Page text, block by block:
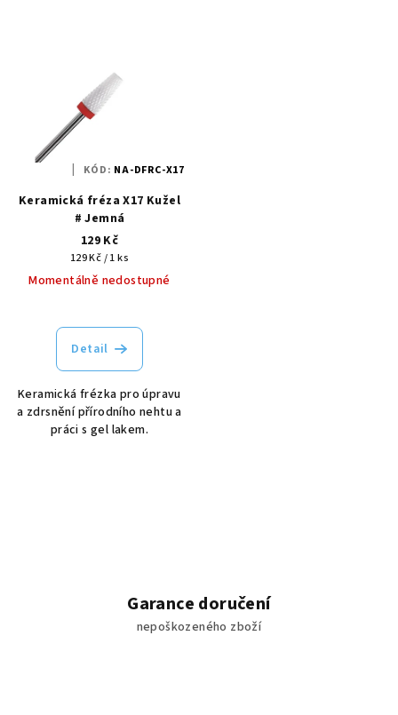
Keramická fréza X17 Kužel
# Jemná
129 Kč
Měrná
cena:
129 Kč / 1 ks
Momentálně nedostupné
Detail
Keramická frézka pro úpravu
a zdrsnění přírodního nehtu a
práci s gel lakem.
KÓD: NA-DFRC-X17
Garance doručení
nepoškozeného zboží